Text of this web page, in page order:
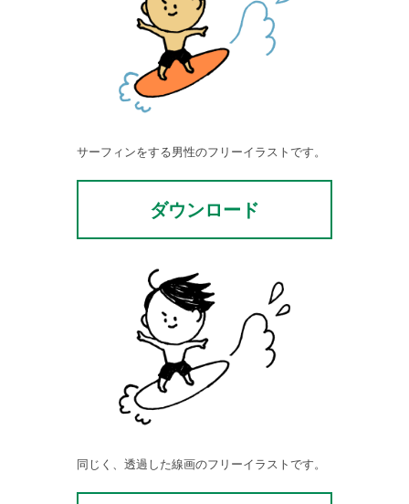
サーフィンをする男性のフリーイラストです。
ダウンロード
同じく、透過した線画のフリーイラストです。